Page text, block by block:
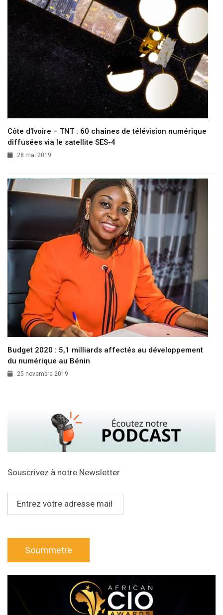
Côte d’Ivoire – TNT : 60 chaînes de télévision numérique
diffusées via le satellite SES-4
28 mai 2019
Budget 2020 : 5,1 milliards affectés au développement
du numérique au Bénin
25 novembre 2019
Souscrivez à notre Newsletter